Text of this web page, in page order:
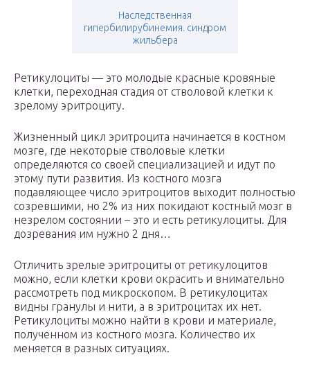
Наследственная
гипербилирубинемия. синдром
жильбера
Ретикулоциты — это молодые красные кровяные
клетки, переходная стадия от стволовой клетки к
зрелому эритроциту.
Жизненный цикл эритроцита начинается в костном
мозге, где некоторые стволовые клетки
определяются со своей специализацией и идут по
этому пути развития. Из костного мозга
подавляющее число эритроцитов выходит полностью
созревшими, но 2% из них покидают костный мозг в
незрелом состоянии – это и есть ретикулоциты. Для
дозревания им нужно 2 дня…
Отличить зрелые эритроциты от ретикулоцитов
можно, если клетки крови окрасить и внимательно
рассмотреть под микроскопом. В ретикулоцитах
видны гранулы и нити, а в эритроцитах их нет.
Ретикулоциты можно найти в крови и материале,
полученном из костного мозга. Количество их
меняется в разных ситуациях.